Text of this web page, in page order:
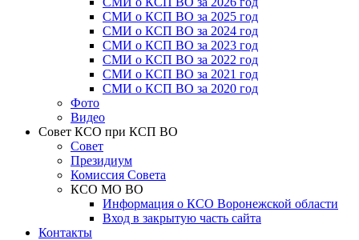
СМИ о КСП ВО за 2025 год
СМИ о КСП ВО за 2024 год
СМИ о КСП ВО за 2023 год
СМИ о КСП ВО за 2022 год
СМИ о КСП ВО за 2021 год
СМИ о КСП ВО за 2020 год
Фото
Видео
Совет КСО при КСП ВО
Совет
Президиум
Комиссия Совета
КСО МО ВО
Информация о КСО Воронежской области
Вход в закрытую часть сайта
Контакты